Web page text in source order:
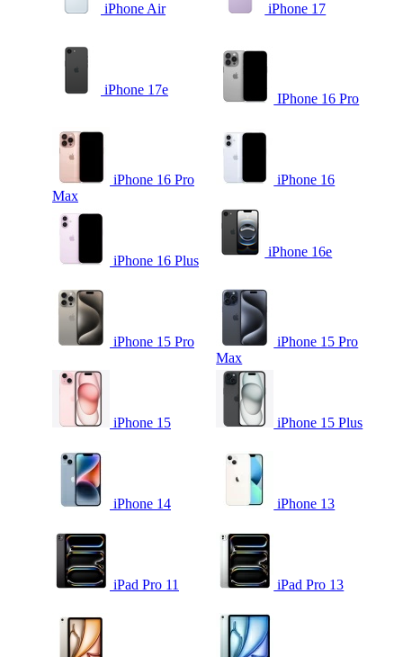
iPhone Air iPhone 17
iPhone 17e
IPhone 16 Pro
iPhone 16 Pro
Max
iPhone 16
iPhone 16 Plus
iPhone 16e
iPhone 15 Pro
iPhone 15 Pro
Max
iPhone 15 iPhone 15 Plus
iPhone 14 iPhone 13
iPad Pro 11 iPad Pro 13